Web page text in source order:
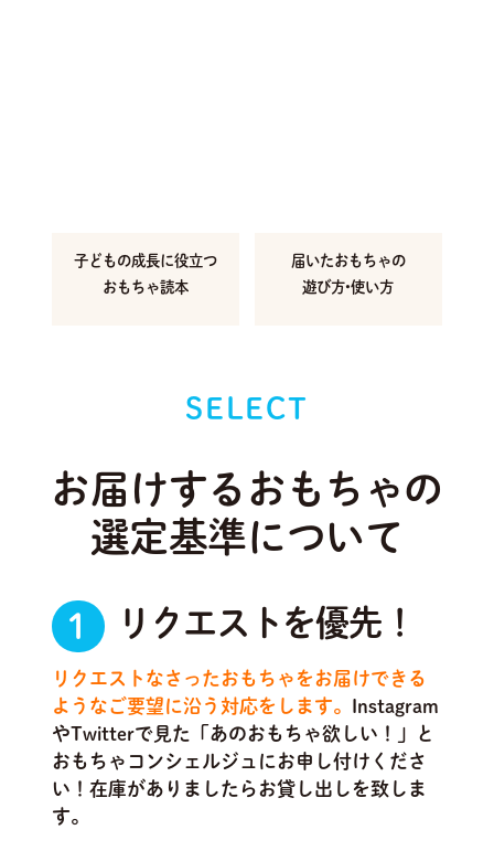
子どもの成長に役立つ
おもちゃ読本
届いたおもちゃの
遊び方•使い方
SELECT
お届けするおもちゃの
選定基準について
1 リクエストを優先！
リクエストなさったおもちゃをお届けできる
ようなご要望に沿う対応をします。 Instagram
やTwitterで見た「あのおもちゃ欲しい！」と
おもちゃコンシェルジュにお申し付けくださ
い！在庫がありましたらお貸し出しを致しま
す。